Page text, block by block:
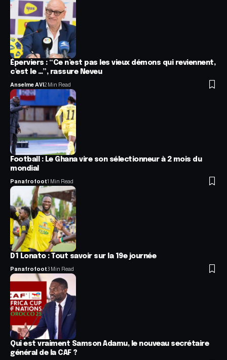
Éperviers : “Ce n’est pas les vieux démons qui reviennent,
c’est le …”, rassure Neveu
Anselme AVI2 Min Read
Football : Le Ghana vire son sélectionneur à 2 mois du
mondial
Panafrofoot1 Min Read
D1 Lonato : Tout savoir sur la 19e journée
Panafrofoot3 Min Read
Qui est vraiment Samson Adamu, le nouveau secrétaire
général de la CAF ?